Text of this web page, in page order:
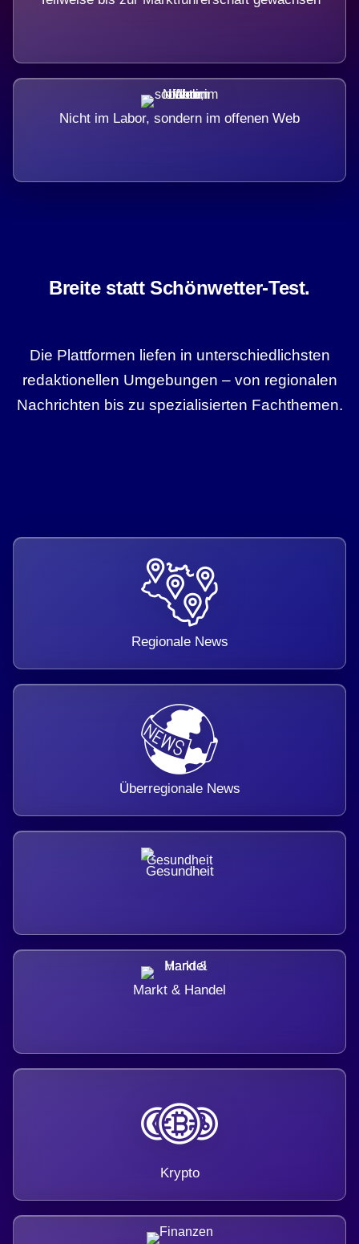
Nicht im Labor, sondern im offenen Web
Breite statt Schönwetter-Test.
Die Plattformen liefen in unterschiedlichsten
redaktionellen Umgebungen – von regionalen
Nachrichten bis zu spezialisierten Fachthemen.
Regionale News
Überregionale News
Gesundheit
Markt & Handel
Krypto